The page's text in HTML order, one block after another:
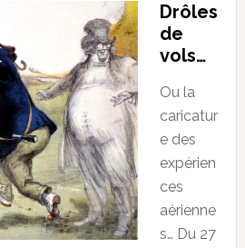
Drôles
de
vols…
Ou la
caricatur
e des
expérien
ces
aérienne
s… Du 27